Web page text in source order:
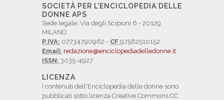
SOCIETÀ PER L'ENCICLOPEDIA DELLE
DONNE APS
Sede legale: Via degli Scipioni 6 - 20129
MILANO
P.IVA: 07734790962 - CF 97562510152
Email: redazione@enciclopediadelledonne.it
ISSN: 3035-4927
LICENZA
I contenuti dell'Enciclopedia delle donne sono
pubblicati sotto licenza Creative Commons CC